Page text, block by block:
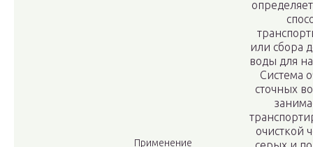
Применение
или сбора
воды для
Система
сточных
очисткой